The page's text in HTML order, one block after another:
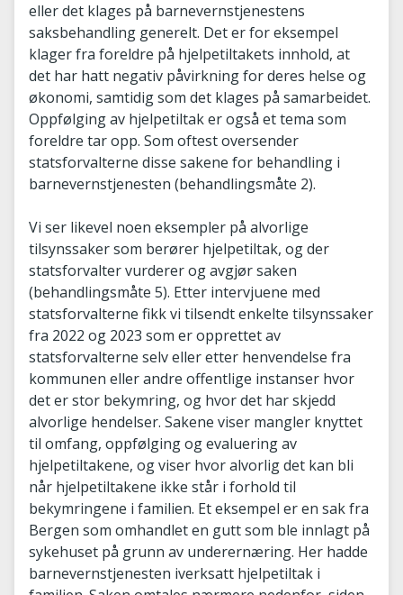
eller det klages på barnevernstjenestens
saksbehandling generelt. Det er for eksempel
klager fra foreldre på hjelpetiltakets innhold, at
det har hatt negativ påvirkning for deres helse og
økonomi, samtidig som det klages på samarbeidet.
Oppfølging av hjelpetiltak er også et tema som
foreldre tar opp. Som oftest oversender
statsforvalterne disse sakene for behandling i
barnevernstjenesten (behandlingsmåte 2).
Vi ser likevel noen eksempler på alvorlige
tilsynssaker som berører hjelpetiltak, og der
statsforvalter vurderer og avgjør saken
(behandlingsmåte 5). Etter intervjuene med
statsforvalterne fikk vi tilsendt enkelte tilsynssaker
fra 2022 og 2023 som er opprettet av
statsforvalterne selv eller etter henvendelse fra
kommunen eller andre offentlige instanser hvor
det er stor bekymring, og hvor det har skjedd
alvorlige hendelser. Sakene viser mangler knyttet
til omfang, oppfølging og evaluering av
hjelpetiltakene, og viser hvor alvorlig det kan bli
når hjelpetiltakene ikke står i forhold til
bekymringene i familien. Et eksempel er en sak fra
Bergen som omhandlet en gutt som ble innlagt på
sykehuset på grunn av underernæring. Her hadde
barnevernstjenesten iverksatt hjelpetiltak i